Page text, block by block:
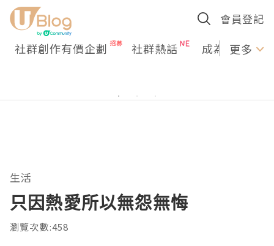
會員登記
社群創作有價企劃 社群熱話 成為U更多
生活
只因熱愛所以無怨無悔
瀏覽次數:458